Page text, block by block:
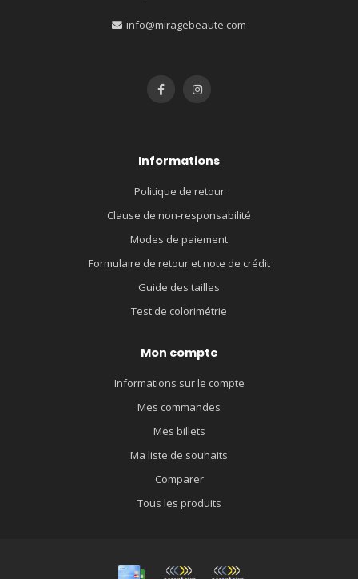
info@miragebeaute.com
Informations
Politique de retour
Clause de non-responsabilité
Modes de paiement
Formulaire de retour et note de crédit
Guide des tailles
Test de colorimétrie
Mon compte
Informations sur le compte
Mes commandes
Mes billets
Ma liste de souhaits
Comparer
Tous les produits